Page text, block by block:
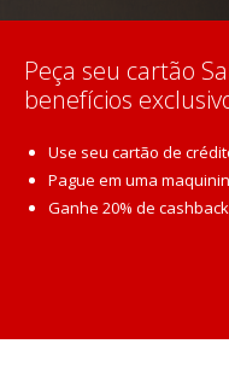
Peça seu cartão
benefícios
Use seu cartão de
Pague em uma
Ganhe 20% de